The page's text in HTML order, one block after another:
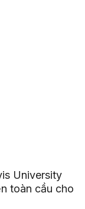
University
toàn cầu cho